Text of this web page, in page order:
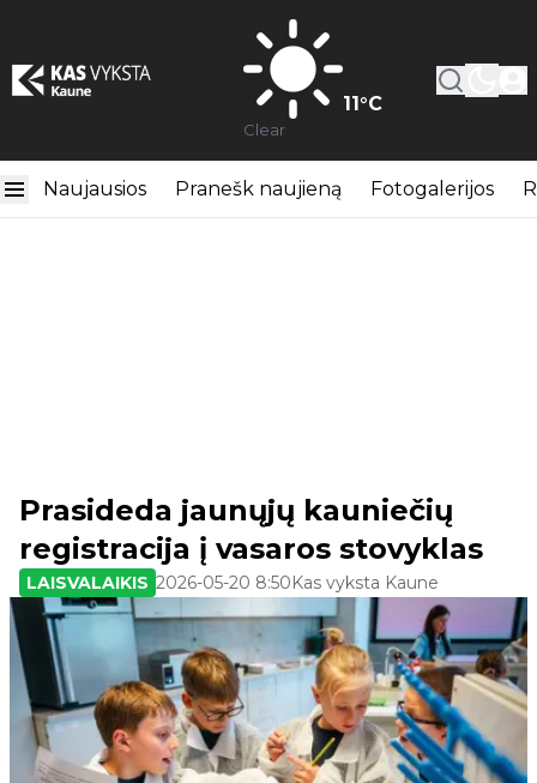
11°C
Clear
Naujausios Pranešk naujieną Fotogalerijos
Prasideda jaunųjų kauniečių
registracija į vasaros stovyklas
LAISVALAIKIS 2026-05-20 8:50Kas vyksta Kaune